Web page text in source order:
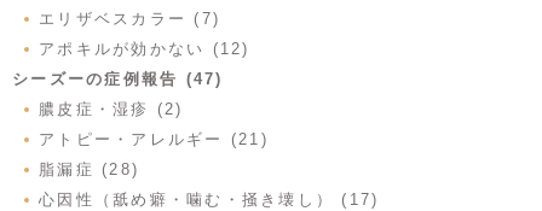
エリザベスカラー (7)
アポキルが効かない (12)
シーズーの症例報告 (47)
膿皮症・湿疹 (2)
アトピー・アレルギー (21)
脂漏症 (28)
心因性（舐め癖・噛む・掻き壊し） (17)